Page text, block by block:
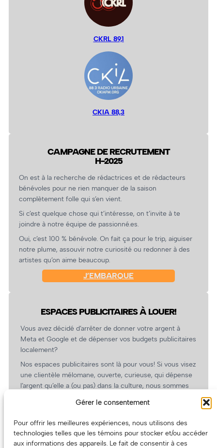
Gérer le consentement
Pour offrir les meilleures expériences, nous utilisons des
technologies telles que les témoins pour stocker et/ou accéder
aux informations des appareils. Le fait de consentir à ces
CKRL 89,1
CKIA 88,3
CAMPAGNE DE RECRUTEMENT
H-2025
On est à la recherche de rédactrices et de rédacteurs
bénévoles pour ne rien manquer de la saison
complètement folle qui s’en vient.
Si c’est quelque chose qui t’intéresse, on t’invite à te
joindre à notre équipe de passionné.es.
Oui, c’est 100 % bénévole. On fait ça pour le trip, aiguiser
notre plume, assouvir notre curiosité ou redonner à des
artistes qu’on aime beaucoup.
J’EMBARQUE
ESPACES PUBLICITAIRES À LOUER!
Vous avez décidé d’arrêter de donner votre argent à
Meta et Google et de dépenser vos budgets publicitaires
localement?
Nos espaces publicitaires sont là pour vous! Si vous visez
une clientèle mélomane, ouverte, curieuse, qui dépense
l’argent qu’elle a (ou pas) dans la culture, nous sommes
revient.
(Oui, on va avoir des tarifs spéciaux pour vous, les